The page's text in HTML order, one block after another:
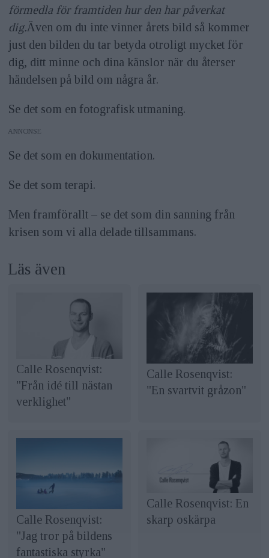
förmedla för framtiden hur den har påverkat
dig.Även om du inte vinner årets bild så kommer
just den bilden du tar betyda otroligt mycket för
dig, ditt minne och dina känslor när du återser
händelsen på bild om några år.
Se det som en fotografisk utmaning.
ANNONS
Se det som en dokumentation.
Se det som terapi.
Men framförallt – se det som din sanning från
krisen som vi alla delade tillsammans.
Läs även
Calle Rosenqvist:
"Från idé till nästan
verklighet"
Calle Rosenqvist:
"En svartvit gråzon"
Calle Rosenqvist:
"Jag tror på bildens
fantastiska styrka"
Calle Rosenqvist: En
skarp oskärpa